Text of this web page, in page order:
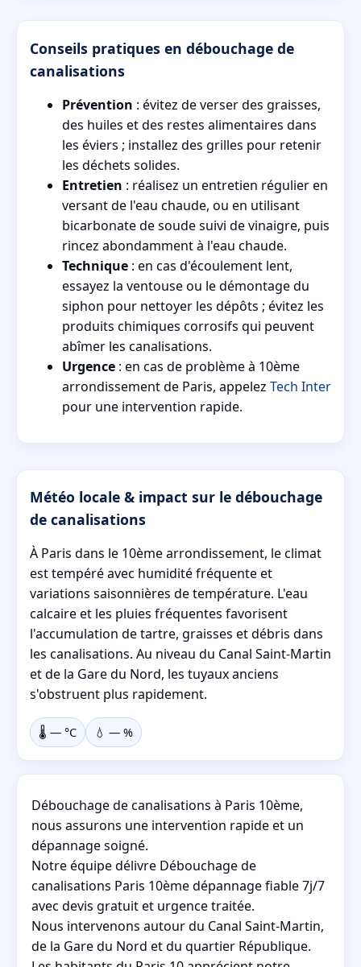
Conseils pratiques en débouchage de
canalisations
Prévention : évitez de verser des graisses,
des huiles et des restes alimentaires dans
les éviers ; installez des grilles pour retenir
les déchets solides.
Entretien : réalisez un entretien régulier en
versant de l'eau chaude, ou en utilisant
bicarbonate de soude suivi de vinaigre, puis
rincez abondamment à l'eau chaude.
Technique : en cas d'écoulement lent,
essayez la ventouse ou le démontage du
siphon pour nettoyer les dépôts ; évitez les
produits chimiques corrosifs qui peuvent
abîmer les canalisations.
Urgence : en cas de problème à 10ème
arrondissement de Paris, appelez Tech Inter
pour une intervention rapide.
Météo locale & impact sur le débouchage
de canalisations
À Paris dans le 10ème arrondissement, le climat
est tempéré avec humidité fréquente et
variations saisonnières de température. L'eau
calcaire et les pluies fréquentes favorisent
l'accumulation de tartre, graisses et débris dans
les canalisations. Au niveau du Canal Saint-Martin
et de la Gare du Nord, les tuyaux anciens
s'obstruent plus rapidement.
🌡️ — °C 💧 — %
Débouchage de canalisations à Paris 10ème,
nous assurons une intervention rapide et un
dépannage soigné.
Notre équipe délivre Débouchage de
canalisations Paris 10ème dépannage fiable 7j/7
avec devis gratuit et urgence traitée.
Nous intervenons autour du Canal Saint-Martin,
de la Gare du Nord et du quartier République.